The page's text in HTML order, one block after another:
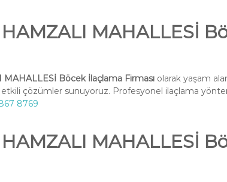
MAHALLESİ
Böcek İlaçlama Firması olarak yaşam
etkili çözümler sunuyoruz. Profesyonel ilaçlama
8769
MAHALLESİ